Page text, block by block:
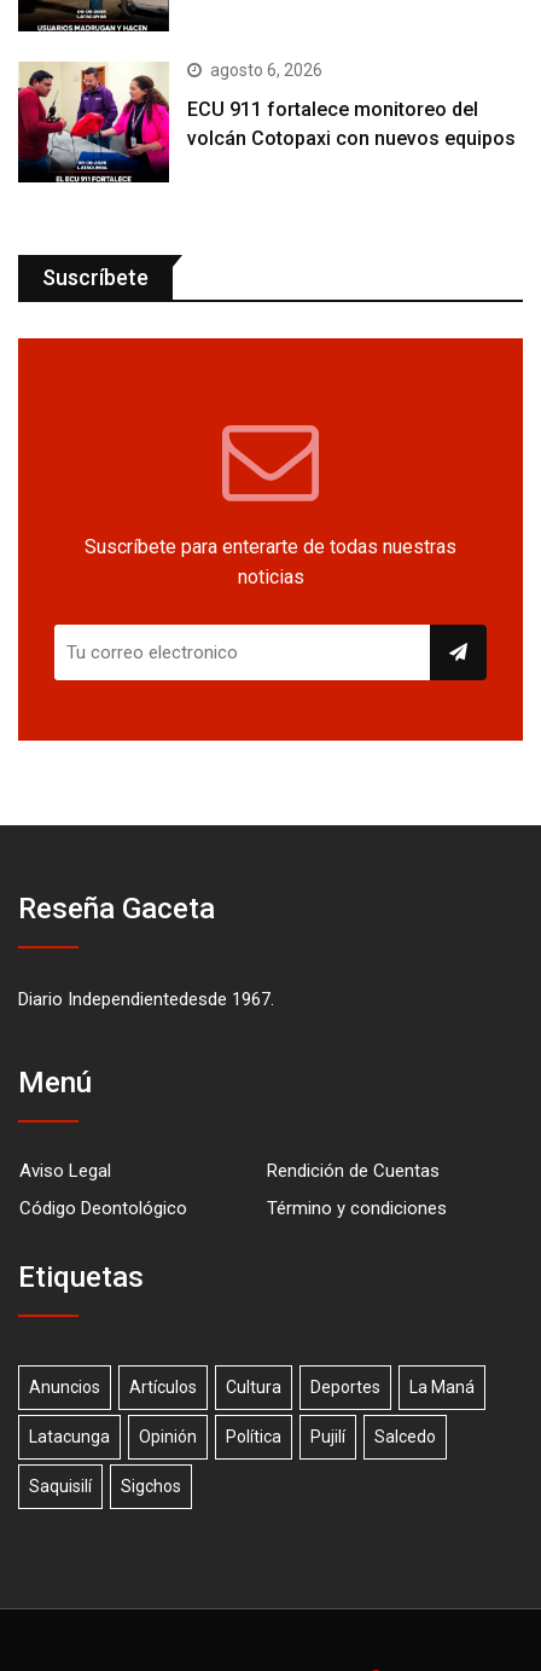
agosto 6, 2026
ECU 911 fortalece monitoreo del
volcán Cotopaxi con nuevos equipos
Suscríbete
Suscríbete para enterarte de todas nuestras
noticias
Reseña Gaceta
Diario Independientedesde 1967.
Menú
Aviso Legal
Rendición de Cuentas
Código Deontológico
Término y condiciones
Etiquetas
Anuncios Artículos Cultura Deportes La Maná
Latacunga Opinión Política Pujilí Salcedo
Saquisilí Sigchos